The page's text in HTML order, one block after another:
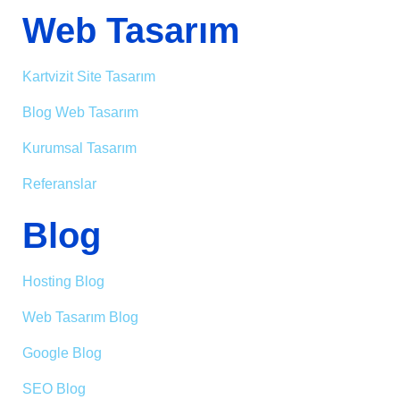
Web Tasarım
Kartvizit Site Tasarım
Blog Web Tasarım
Kurumsal Tasarım
Referanslar
Blog
Hosting Blog
Web Tasarım Blog
Google Blog
SEO Blog